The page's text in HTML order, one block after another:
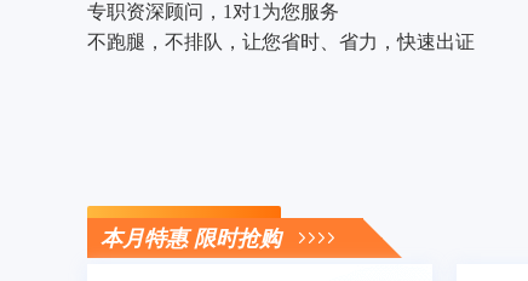
专职资深顾问，1对1为您服务
不跑腿，不排队，让您省时、省力，快速出证
立即咨询
本月特惠 限时抢购